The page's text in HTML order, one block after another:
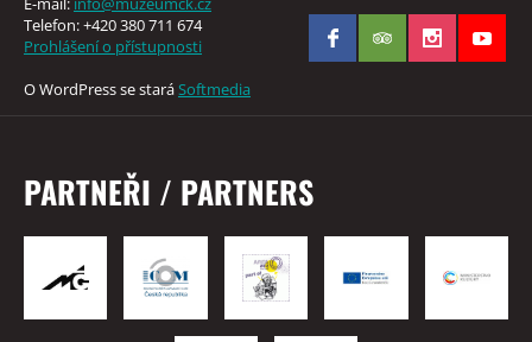
Telefon: +420 380 711 674
Prohlášení o přístupnosti
O WordPress se staráSoftmedia
PARTNEŘI / PARTNERS